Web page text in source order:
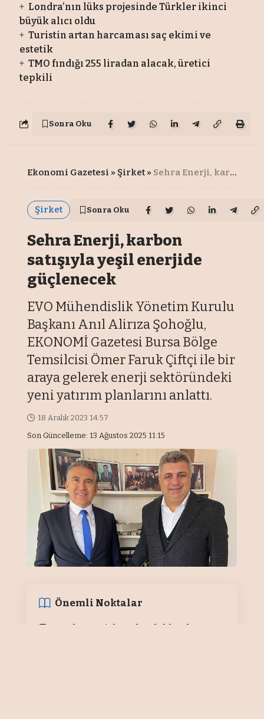
Londra’nın lüks projesinde Türkler ikinci
büyük alıcı oldu
Turistin artan harcaması saç ekimi ve
estetik
TMO fındığı 255 liradan alacak, üretici
tepkili
Sonra Oku
Ekonomi Gazetesi » Şirket » Sehra Enerji, karbon satışıyla yeşil enerjide güçlenecek
Şirket Sonra Oku
Sehra Enerji, karbon
satışıyla yeşil enerjide
güçlenecek
EVO Mühendislik Yönetim Kurulu
Başkanı Anıl Alirıza Şohoğlu,
EKONOMİ Gazetesi Bursa Bölge
Temsilcisi Ömer Faruk Çiftçi ile bir
araya gelerek enerji sektöründeki
yeni yatırım planlarını anlattı.
Son Güncelleme: 13 Ağustos 2025 11:15
18 Aralık 2023 14:57
Önemli Noktalar
Yurt dışı projelere de odaklandı